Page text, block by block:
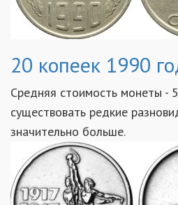
20 копеек 1990
Средняя стоимость монеты -
существовать редкие
значительно больше.